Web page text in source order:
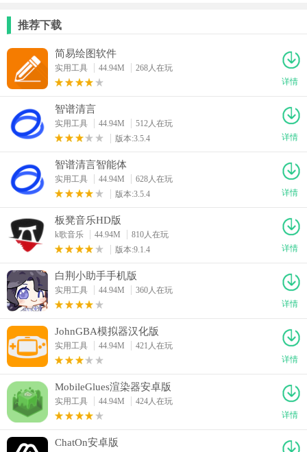
推荐下载
简易绘图软件
实用工具 44.94M
268人在玩
详情
智谱清言
实用工具 44.94M
512人在玩
版本:3.5.4
详情
智谱清言智能体
实用工具 44.94M
628人在玩
版本:3.5.4
详情
板凳音乐HD版
k歌音乐 44.94M
810人在玩
版本:9.1.4
详情
白荆小助手手机版
实用工具 44.94M
360人在玩
详情
JohnGBA模拟器汉化版
实用工具 44.94M
421人在玩
详情
MobileGlues渲染器安卓版
实用工具 44.94M
424人在玩
详情
ChatOn安卓版